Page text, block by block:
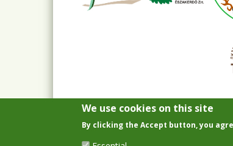
We use cookies on this site
By clicking the Accept button, you